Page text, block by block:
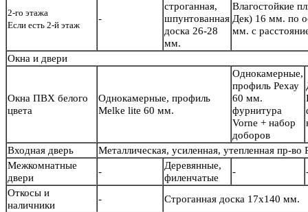
2-го этажа
Если есть 2-й этаж
-
строганная,
шпунтованная
доска 26-28
мм.
Влагостойкие
Дек) 16 мм. по
мм. с
Окна и двери
Окна ПВХ белого
цвета
Однокамерные, профиль
Melke lite 60 мм.
Однокамерные,
профиль Рехау
60 мм.
фурнитура
Vorne + набор
доборов
Входная дверь
Металлическая, усиленная, утепленная пр-во
Межкомнатные
двери
-
Деревянные,
филенчатые
-
Откосы и
наличники
-
Строганная доска 17х140 мм.